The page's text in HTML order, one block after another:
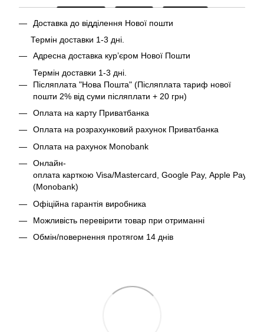
Доставка до відділення Нової пошти
Термін доставки 1-3 дні.
Адресна доставка курʼєром Нової Пошти
Термін доставки 1-3 дні.
Післяплата "Нова Пошта" (Післяплата тариф нової
пошти 2% від суми післяплати + 20 грн)
Оплата на карту Приватбанка
Оплата на розрахунковий рахунок Приватбанка
Оплата на рахунок Monobank
Онлайн-
оплата карткою Visa/Mastercard, Google Pay, Apple Pay
(Monobank)
Офіційна гарантія виробника
Можливість перевірити товар при отриманні
Обмін/повернення протягом 14 днів